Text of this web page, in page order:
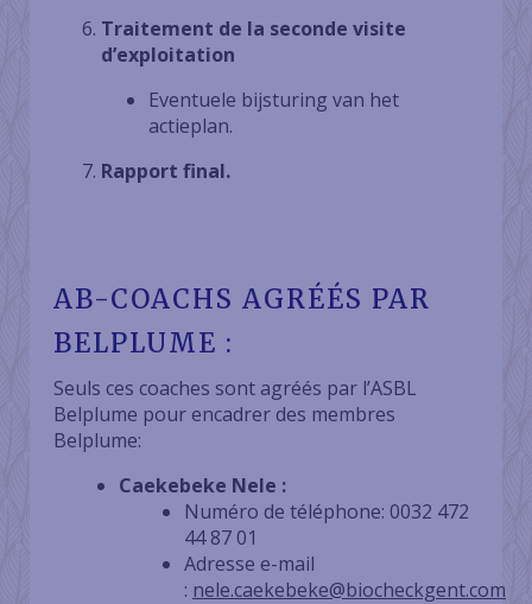
Traitement de la seconde visite
d’exploitation
Eventuele bijsturing van het
actieplan.
Rapport final.
AB-COACHS AGRÉÉS PAR
BELPLUME :
Seuls ces coaches sont agréés par l’ASBL
Belplume pour encadrer des membres
Belplume:
Caekebeke Nele :
Numéro de téléphone: 0032 472
44 87 01
Adresse e-mail
: nele.caekebeke@biocheckgent.com